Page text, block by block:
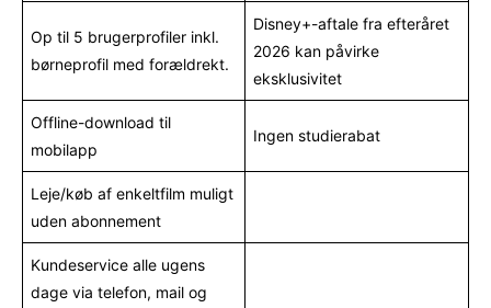
Op til 5 brugerprofiler inkl.
børneprofil med forældrekt.
Disney+-aftale fra efteråret
2026 kan påvirke
eksklusivitet
Offline-download til
mobilapp
Ingen studierabat
Leje/køb af enkeltfilm muligt
uden abonnement
Kundeservice alle ugens
dage via telefon, mail og